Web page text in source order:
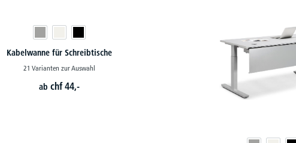
Kabelwanne für Schreibtische
21 Varianten zur Auswahl
ab chf 44,-